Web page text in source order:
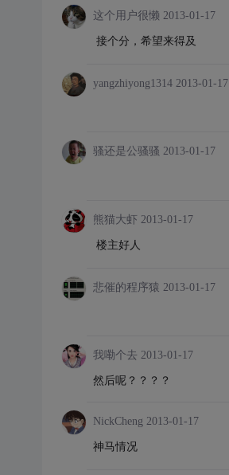
这个用户很懒 2013-01-17
接个分，希望来得及
yangzhiyong1314 2013-01-17
骚还是公骚骚 2013-01-17
熊猫大虾 2013-01-17
楼主好人
悲催的程序猿 2013-01-17
我嘞个去 2013-01-17
然后呢？？？？
NickCheng 2013-01-17
神马情况